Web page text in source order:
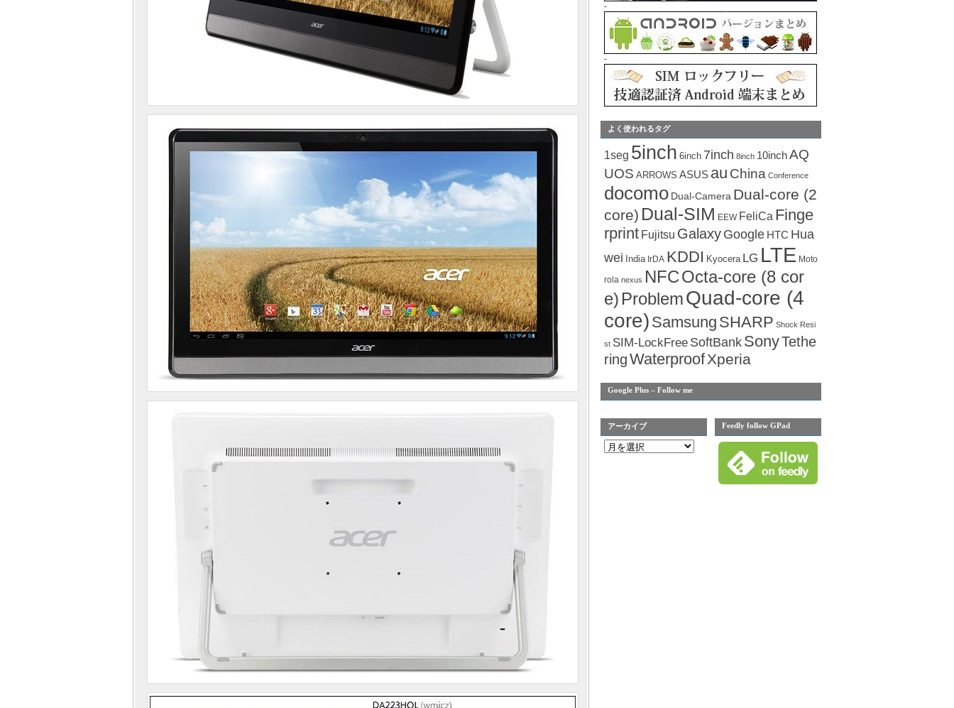
-
-
よく使われるタグ
1seg 5inch 6inch 7inch 8inch 10inchAQ
UOS ARROWS ASUS au China Conference
docomo Dual-Camera Dual-core (2
core) Dual-SIM EEW FeliCa Finge
rprint Fujitsu Galaxy Google HTC Hua
wei India IrDA KDDI Kyocera LG LTE Moto
rola nexus NFCOcta-core (8 cor
e) ProblemQuad-core (4
core) Samsung SHARP Shock Resi
st SIM-LockFree SoftBank SonyTethe
ringWaterproofXperia
Google Plus – Follow me
アーカイブ Feedly follow GPad